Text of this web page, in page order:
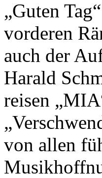
„Guten
vorderen
auch der
Harald
reisen
von allen